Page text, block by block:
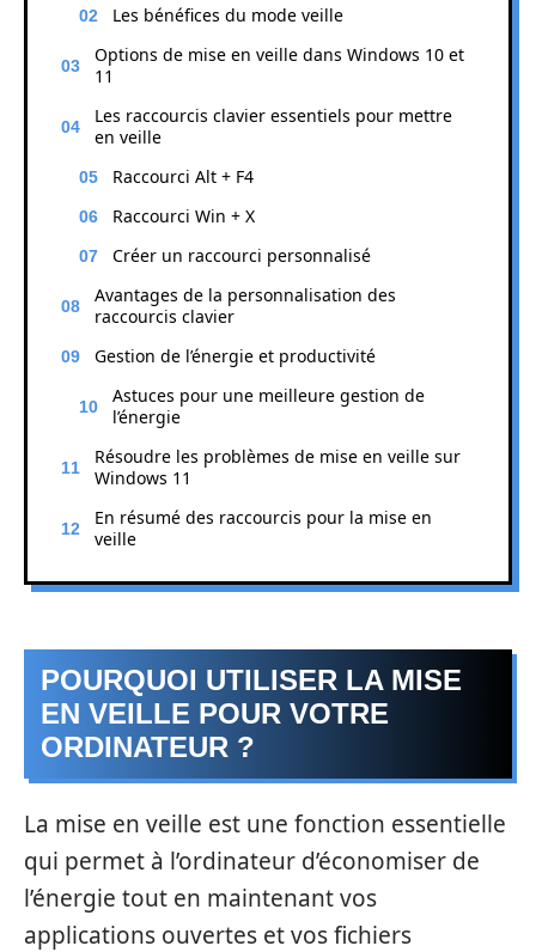
Les bénéfices du mode veille
Options de mise en veille dans Windows 10 et
11
Les raccourcis clavier essentiels pour mettre
en veille
Raccourci Alt + F4
Raccourci Win + X
Créer un raccourci personnalisé
Avantages de la personnalisation des
raccourcis clavier
Gestion de l’énergie et productivité
Astuces pour une meilleure gestion de
l’énergie
Résoudre les problèmes de mise en veille sur
Windows 11
En résumé des raccourcis pour la mise en
veille
POURQUOI UTILISER LA MISE
EN VEILLE POUR VOTRE
ORDINATEUR ?
La mise en veille est une fonction essentielle
qui permet à l’ordinateur d’économiser de
l’énergie tout en maintenant vos
applications ouvertes et vos fichiers